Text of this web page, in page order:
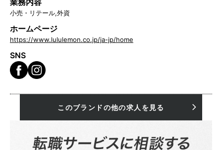
小売・リテール,外資
ホームページ
https://www.lululemon.co.jp/ja-jp/home
SNS
このブランドの他の求人を見る